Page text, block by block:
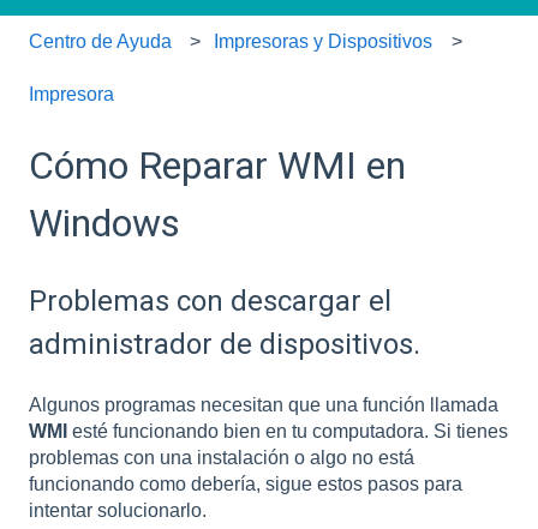
Centro de Ayuda Impresoras y Dispositivos
Impresora
Cómo Reparar WMI en
Windows
Problemas con descargar el
administrador de dispositivos.
Algunos programas necesitan que una función llamada
WMI esté funcionando bien en tu computadora. Si tienes
problemas con una instalación o algo no está
funcionando como debería, sigue estos pasos para
intentar solucionarlo.